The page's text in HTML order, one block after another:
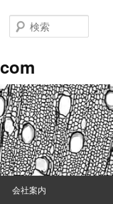
索
会社案内